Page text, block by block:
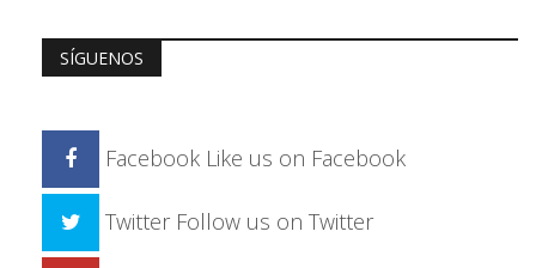
SÍGUENOS
Facebook Like us on Facebook
Twitter Follow us on Twitter